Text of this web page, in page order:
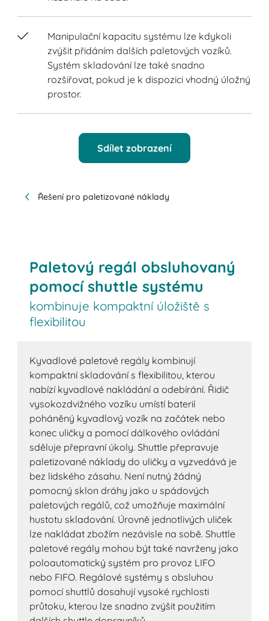
Manipulační kapacitu systému lze kdykoli
zvýšit přidáním dalších paletových vozíků.
Systém skladování lze také snadno
rozšiřovat, pokud je k dispozici vhodný úložný
prostor.
Sdílet zobrazení
Řešení pro paletizované náklady
Paletový regál obsluhovaný
pomocí shuttle systému
kombinuje kompaktní úložiště s
flexibilitou
Kyvadlové paletové regály kombinují
kompaktní skladování s flexibilitou, kterou
nabízí kyvadlové nakládání a odebírání. Řidič
vysokozdvižného vozíku umístí baterií
poháněný kyvadlový vozík na začátek nebo
konec uličky a pomocí dálkového ovládání
sděluje přepravní úkoly. Shuttle přepravuje
paletizované náklady do uličky a vyzvedává je
bez lidského zásahu. Není nutný žádný
pomocný sklon dráhy jako u spádových
paletových regálů, což umožňuje maximální
hustotu skladování. Úrovně jednotlivých uliček
lze nakládat zbožím nezávisle na sobě. Shuttle
paletové regály mohou být také navrženy jako
poloautomatický systém pro provoz LIFO
nebo FIFO. Regálové systémy s obsluhou
pomocí shuttlů dosahují vysoké rychlosti
průtoku, kterou lze snadno zvýšit použitím